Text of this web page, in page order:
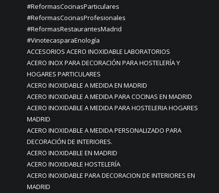
#ReformasCocinasParticulares
#ReformasCocinasProfesionales
#ReformasRestaurantesMadrid
#VinotecasparaEnología
ACCESORIOS ACERO INOXIDABLE LABORATORIOS
ACERO INOX PARA DECORACIÓN PARA HOSTELERÍA Y
HOGARES PARTICULARES
ACERO INOXIDABLE A MEDIDA EN MADRID
ACERO INOXIDABLE A MEDIDA PARA COCINAS EN MADRID
ACERO INOXIDABLE A MEDIDA PARA HOSTELERIA HOGARES
MADRID
ACERO INOXIDABLE A MEDIDA PERSONALIZADO PARA
DECORACIÓN DE INTERIORES.
ACERO INOXIDABLE EN MADRID
ACERO INOXIDABLE HOSTELERÍA
ACERO INOXIDABLE PARA DECORACION DE INTERIORES EN
MADRID